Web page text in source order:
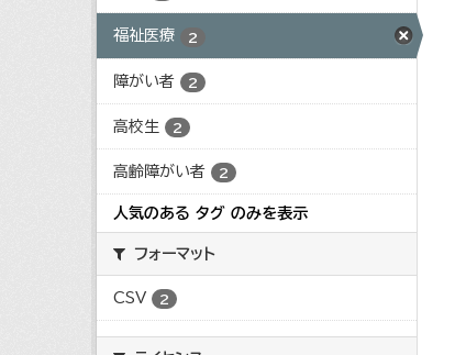
福祉医療 2
障がい者 2
高校生 2
高齢障がい者 2
人気のある タグ のみを表示
フォーマット
CSV 2